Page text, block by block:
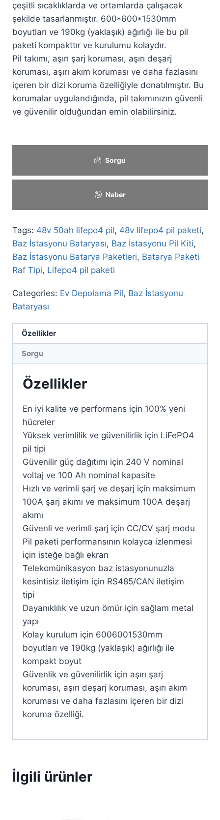
çeşitli sıcaklıklarda ve ortamlarda çalışacak
şekilde tasarlanmıştır. 600*600*1530mm
boyutları ve 190kg (yaklaşık) ağırlığı ile bu pil
paketi kompakttır ve kurulumu kolaydır.
Pil takımı, aşırı şarj koruması, aşırı deşarj
koruması, aşırı akım koruması ve daha fazlasını
içeren bir dizi koruma özelliğiyle donatılmıştır. Bu
korumalar uygulandığında, pil takımınızın güvenli
ve güvenilir olduğundan emin olabilirsiniz.
Sorgu
Naber
Tags: 48v 50ah lifepo4 pil, 48v lifepo4 pil paketi,
Baz İstasyonu Bataryası, Baz İstasyonu Pil Kiti,
Baz İstasyonu Batarya Paketleri, Batarya Paketi
Raf Tipi, Lifepo4 pil paketi
Categories: Ev Depolama Pil, Baz İstasyonu
Bataryası
Özellikler
Sorgu
Özellikler
En iyi kalite ve performans için 100% yeni
hücreler
Yüksek verimlilik ve güvenilirlik için LiFePO4
pil tipi
Güvenilir güç dağıtımı için 240 V nominal
voltaj ve 100 Ah nominal kapasite
Hızlı ve verimli şarj ve deşarj için maksimum
100A şarj akımı ve maksimum 100A deşarj
akımı
Güvenli ve verimli şarj için CC/CV şarj modu
Pil paketi performansının kolayca izlenmesi
için isteğe bağlı ekran
Telekomünikasyon baz istasyonunuzla
kesintisiz iletişim için RS485/CAN iletişim
tipi
Dayanıklılık ve uzun ömür için sağlam metal
yapı
Kolay kurulum için 6006001530mm
boyutları ve 190kg (yaklaşık) ağırlığı ile
kompakt boyut
Güvenlik ve güvenilirlik için aşırı şarj
koruması, aşırı deşarj koruması, aşırı akım
koruması ve daha fazlasını içeren bir dizi
koruma özelliği.
İlgili ürünler